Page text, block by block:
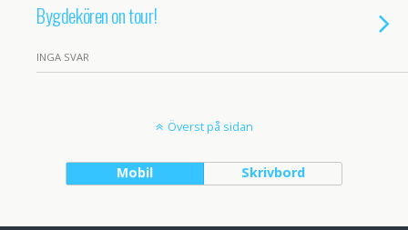
Bygdekören on tour!
INGA SVAR
Överst på sidan
Mobil Skrivbord